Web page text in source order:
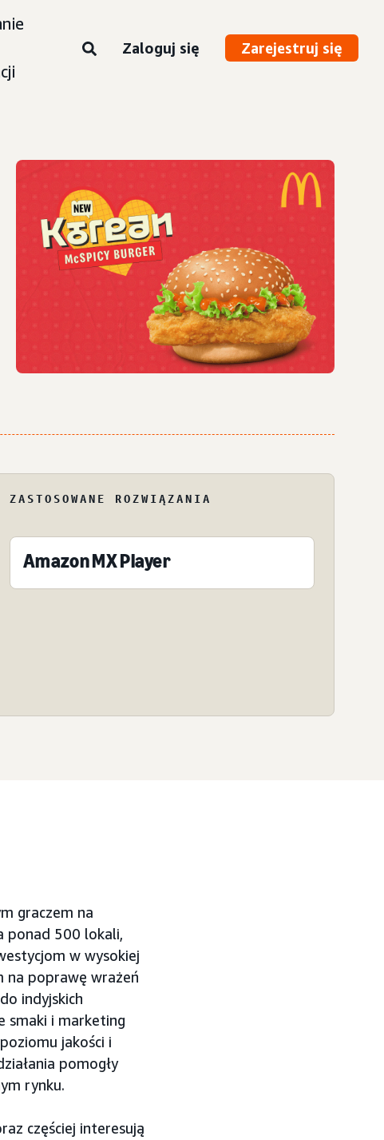
Zaloguj się Zarejestruj się
ZASTOSOWANE ROZWIĄZANIA
Amazon MX Player
graczem na
ponad 500 lokali,
w wysokiej
na poprawę wrażeń
indyjskich
smaki i marketing
jakości i
pomogły
rynku.
częściej interesują